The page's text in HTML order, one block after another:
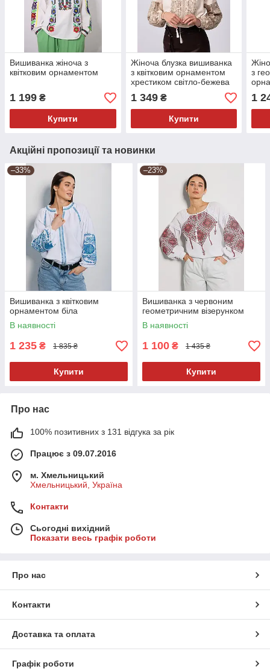
Вишиванка жіноча з
квітковим орнаментом
1 199 ₴
Купити
Жіноча блузка вишиванка
з квітковим орнаментом
хрестиком світло-бежева
1 349₴
Купити
з
1
Акційні пропозиції та новинки
–33%
Вишиванка з квітковим
орнаментом біла
В наявності
1 235 ₴ 1 835 ₴
Купити
–23%
Вишиванка з червоним
геометричним візерунком
В наявності
1 100 ₴ 1 435 ₴
Купити
Про нас
100% позитивних з 131 відгука за рік
Працює з 09.07.2016
м. Хмельницький
Хмельницький, Україна
Контакти
Сьогодні вихідний
Показати весь графік роботи
Про нас
Контакти
Доставка та оплата
Графік роботи